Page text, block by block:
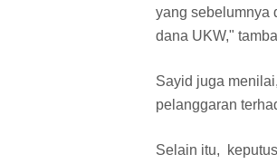
yang sebelumnya
dana UKW,"
Sayid juga
pelanggaran
Selain itu,